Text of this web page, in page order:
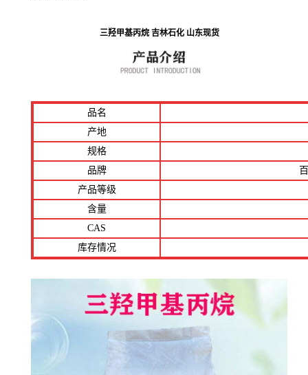
三羟甲基丙烷 吉林石化 山东现货
品名
产地
规格
品牌
产品等级
含量
CAS
库存情况